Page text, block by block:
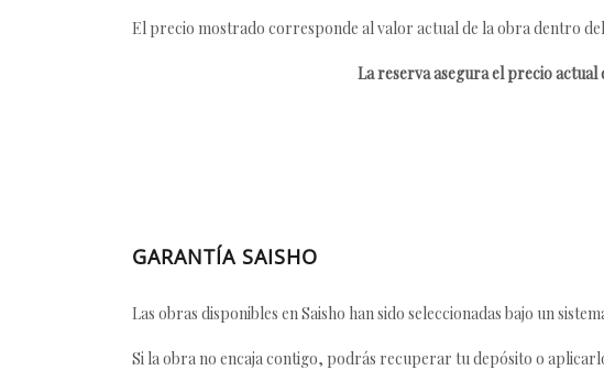
El precio mostrado corresponde al valor actual de la obra dentro
La reserva asegura el precio
GARANTÍA SAISHO
Las obras disponibles en Saisho han sido seleccionadas bajo un
Si la obra no encaja contigo, podrás recuperar tu depósito o